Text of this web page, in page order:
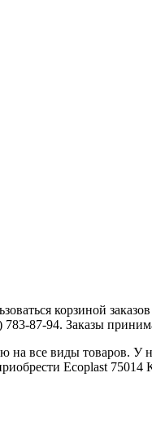
корзиной
87-94. Заказы
все виды товаров. У
Ecoplast